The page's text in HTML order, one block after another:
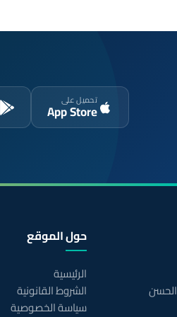
تحميل على
App Store
حول الموقع
الرئيسية
الشروط القانونية
سياسة الخصوصية